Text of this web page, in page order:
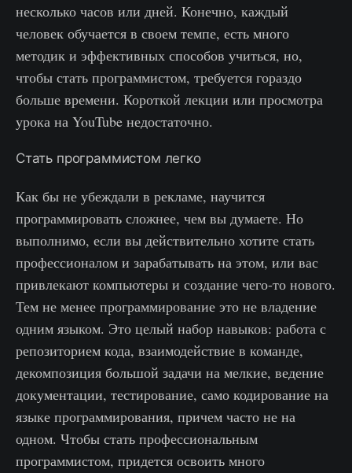
несколько часов или дней. Конечно, каждый
человек обучается в своем темпе, есть много
методик и эффективных способов учиться, но,
чтобы стать программистом, требуется гораздо
больше времени. Короткой лекции или просмотра
урока на YouTube недостаточно.
Стать программистом легко
Как бы не убеждали в рекламе, научится
программировать сложнее, чем вы думаете. Но
выполнимо, если вы действительно хотите стать
профессионалом и зарабатывать на этом, или вас
привлекают компьютеры и создание чего-то нового.
Тем не менее программирование это не владение
одним языком. Это целый набор навыков: работа с
репозиторием кода, взаимодействие в команде,
декомпозиция большой задачи на мелкие, ведение
документации, тестирование, само кодирование на
языке программирования, причем часто не на
одном. Чтобы стать профессиональным
программистом, придется освоить много